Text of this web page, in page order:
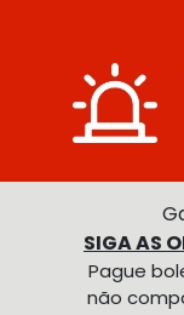
SIGA AS
Pague
não